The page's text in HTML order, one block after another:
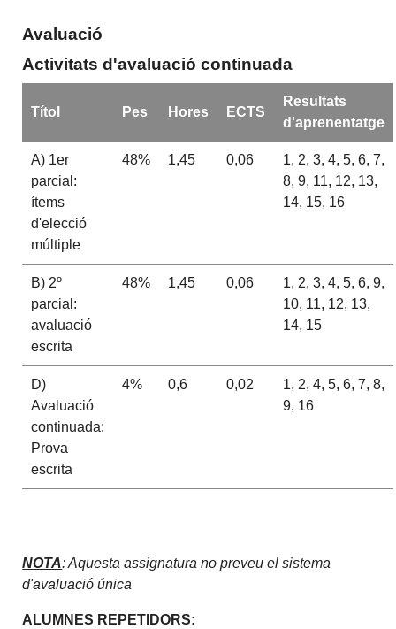
Avaluació
Activitats d'avaluació continuada
Títol Pes Hores ECTS
Resultats
d'aprenentatge
A) 1er
parcial:
ítems
d'elecció
múltiple
48% 1,45 0,06
1, 2, 3, 4, 5, 6, 7,
8, 9, 11, 12, 13,
14, 15, 16
B) 2º
parcial:
avaluació
escrita
48% 1,45 0,06
1, 2, 3, 4, 5, 6, 9,
10, 11, 12, 13,
14, 15
D)
Avaluació
continuada:
Prova
escrita
4% 0,6 0,02
1, 2, 4, 5, 6, 7, 8,
9, 16
NOTA: Aquesta assignatura no preveu el sistema
d'avaluació única
ALUMNES REPETIDORS: